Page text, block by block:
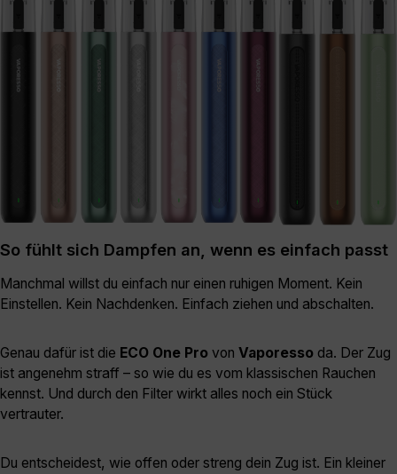
So fühlt sich Dampfen an, wenn es einfach passt
Manchmal willst du einfach nur einen ruhigen Moment. Kein
Einstellen. Kein Nachdenken. Einfach ziehen und abschalten.
Genau dafür ist die ECO One Pro von Vaporesso da. Der Zug
ist angenehm straff – so wie du es vom klassischen Rauchen
kennst. Und durch den Filter wirkt alles noch ein Stück
vertrauter.
Du entscheidest, wie offen oder streng dein Zug ist. Ein kleiner